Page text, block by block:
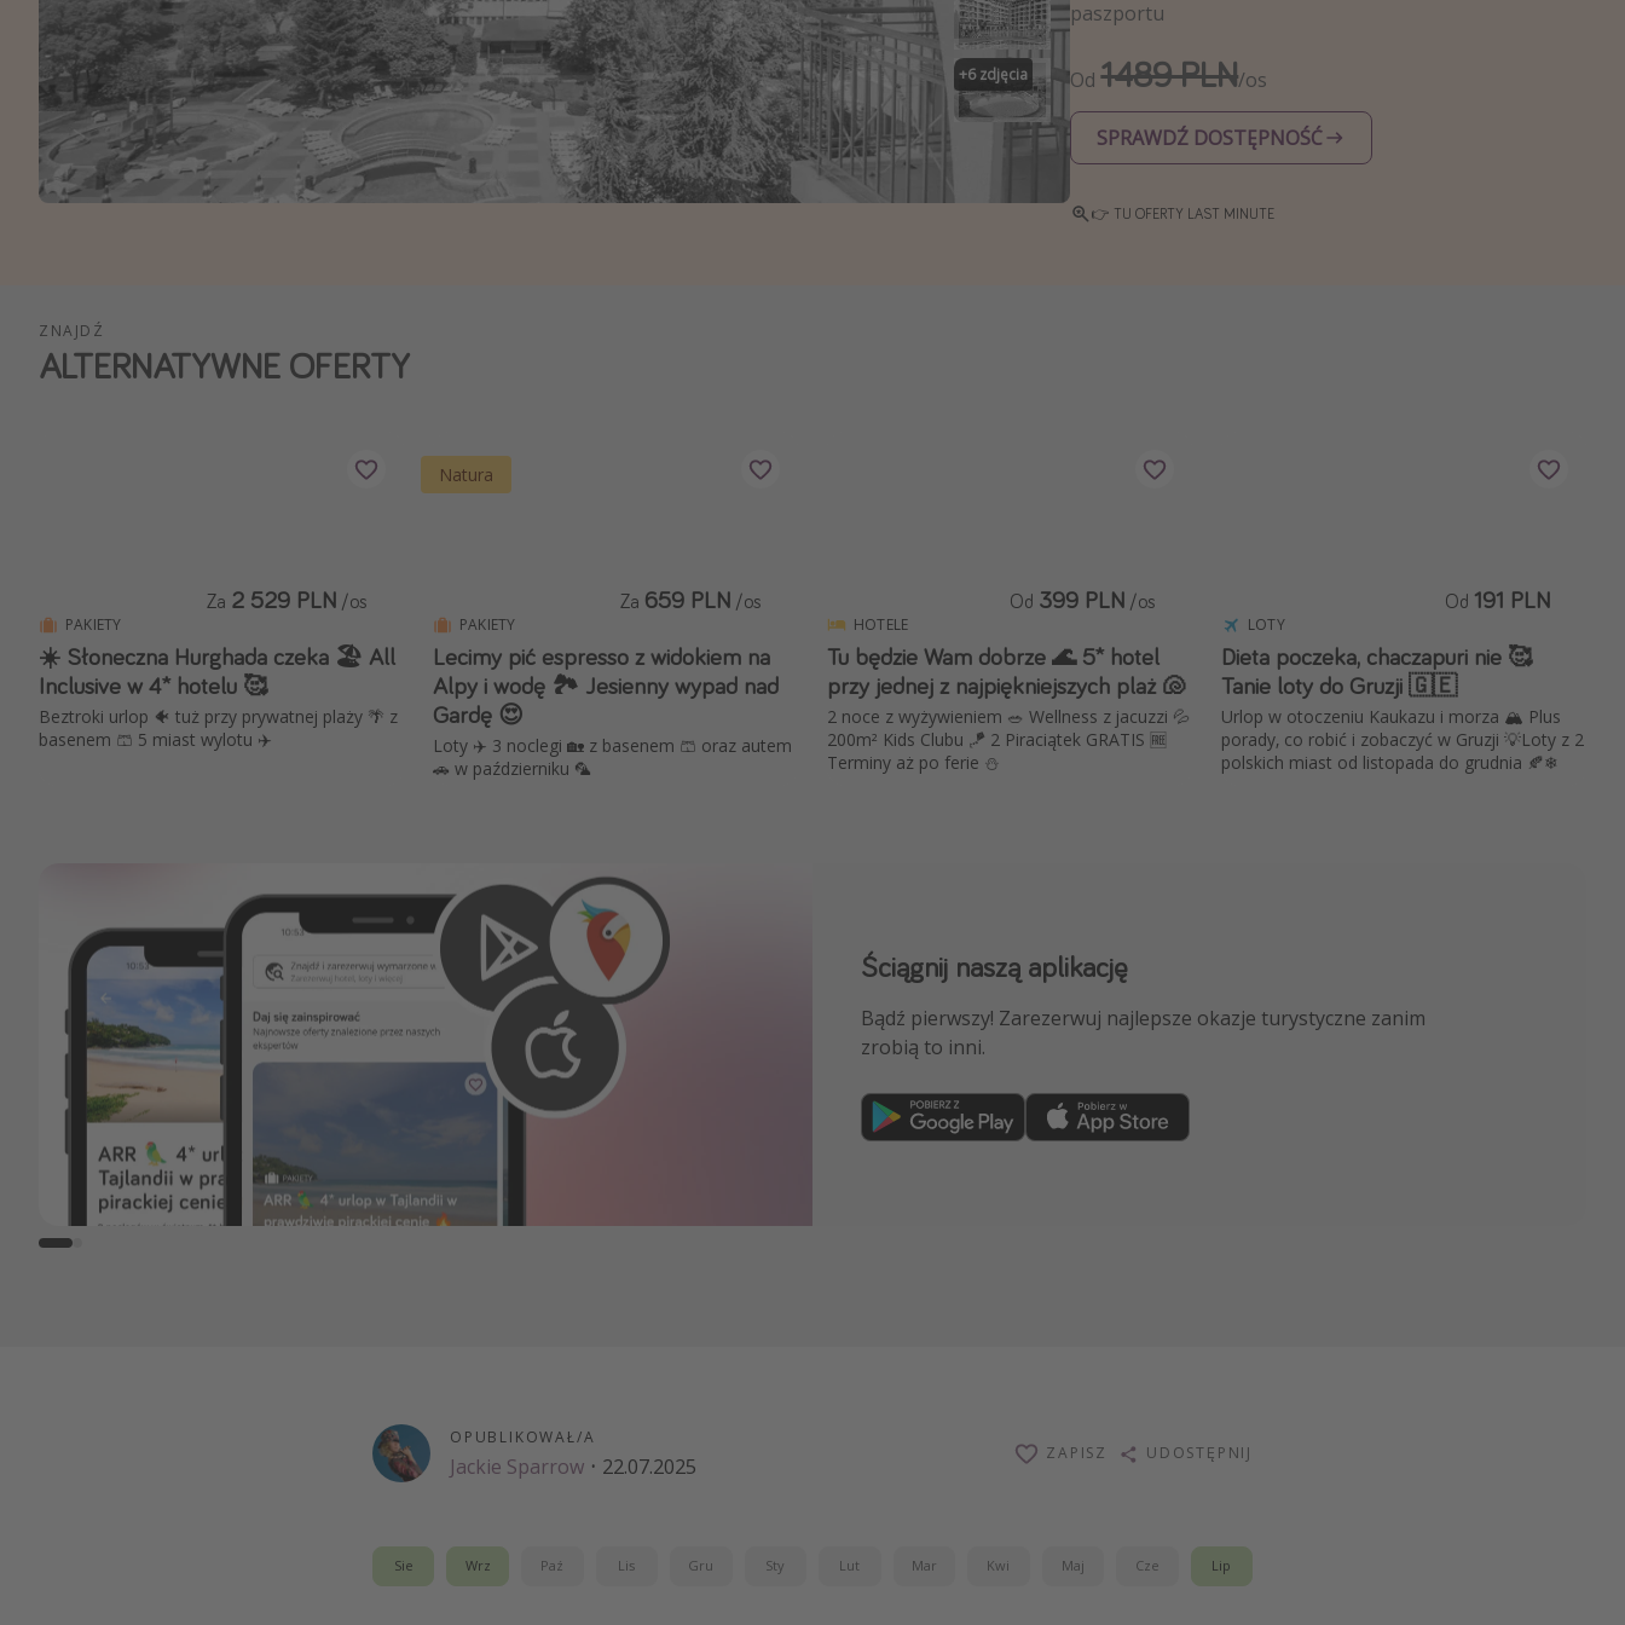
Wszystkie
+6 zdjęcia
paszportu
Od1489 PLN/os
SPRAWDŹ DOSTĘPNOŚĆ
👉 TU OFERTY LAST MINUTE
ZNAJDŹ
ALTERNATYWNE OFERTY
PAKIETY
☀️ Słoneczna Hurghada czeka 🏖️ All
Inclusive w 4* hotelu 🥰
Beztroki urlop 🐠 tuż przy prywatnej plaży 🌴 z
basenem 🩳 5 miast wylotu ✈️
Za 2 529 PLN /os
Natura
PAKIETY
Lecimy pić espresso z widokiem na
Alpy i wodę 🏞️ Jesienny wypad nad
Gardę 😍
Loty ✈️ 3 noclegi 🏡 z basenem 🩳 oraz autem
🚗 w październiku 🦜
Za 659 PLN /os
HOTELE
Tu będzie Wam dobrze 🌊 5* hotel
przy jednej z najpiękniejszych plaż 🐚
2 noce z wyżywieniem 🥗 Wellness z jacuzzi 💦
200m² Kids Clubu 🪁 2 Piraciątek GRATIS 🆓
Terminy aż po ferie ⛄️
Od 399 PLN /os
LOTY
Dieta poczeka, chaczapuri nie 🥰
Tanie loty do Gruzji 🇬🇪
Urlop w otoczeniu Kaukazu i morza 🏔️ Plus
porady, co robić i zobaczyć w Gruzji 💡Loty z 2
polskich miast od listopada do grudnia 🍂❄
Od 191 PLN
Ściągnij naszą aplikację
Bądź pierwszy! Zarezerwuj najlepsze okazje turystyczne zanim
zrobią to inni.
Dołącz do naszego kanału na WhatsApp
NAJLEPSZE oferty podróżnicze, porady ekspertów i wiele więcej!
Dołącz teraz
OPUBLIKOWAŁ/A
Jackie Sparrow · 22.07.2025
ZAPISZ UDOSTĘPNIJ
Sie Wrz Paź Lis Gru Sty Lut Mar Kwi Maj Cze Lip